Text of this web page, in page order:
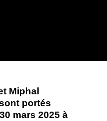
Miphal
portés
mars 2025 à